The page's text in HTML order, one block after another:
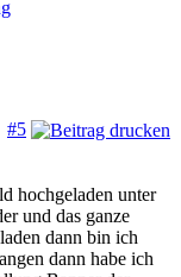
#5
hochgeladen unter
und das ganze
dann bin ich
dann habe ich